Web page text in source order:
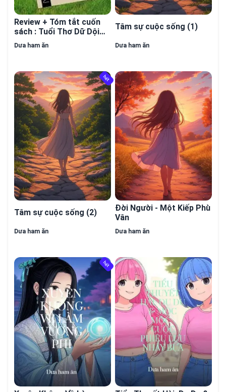
Review + Tóm tắt cuốn
sách : Tuổi Thơ Dữ Dội
của Phùng Quán
Dưa ham ăn
Tâm sự cuộc sống (1)
Dưa ham ăn
Tâm sự cuộc sống (2)
Dưa ham ăn
hết
Đời Người - Một Kiếp Phù
Vân
Dưa ham ăn
hết